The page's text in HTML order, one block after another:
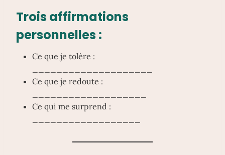
Trois affirmations
personnelles :
Ce que je tolère :
Ce que je redoute :
Ce qui me surprend :